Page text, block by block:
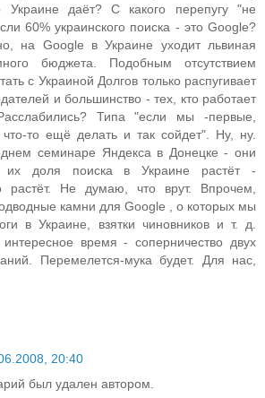
Украине даёт? С какого перепугу "не
60% украинского поиска - это Google?
на Google в Украине уходит львиная
бюджета. Подобным отсутствием
с Украиной Долгов только распугивает
и большинство - тех, кто работает
Типа "если мы -первые,
что-то ещё делать и так сойдет". Ну, ну.
семинаре Яндекса в Донецке - они
их доля поиска в Украине растёт -
растёт. Не думаю, что врут. Впрочем,
камни для Google , о которых мы
в Украине, взятки чиновников и т. д.
время - соперничество двух
Перемелется-мука будет. Для нас,
20:40
был удален автором.